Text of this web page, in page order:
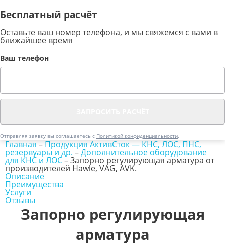
Бесплатный расчёт
Оставьте ваш номер телефона, и мы свяжемся с вами в
ближайшее время
Ваш телефон
Отправляя заявку вы соглашаетесь с Политикой конфиденциальности.
Главная – Продукция АктивСток — КНС, ЛОС, ПНС,
резервуары и др. –Дополнительное оборудование
для КНС и ЛОС–Запорно регулирующая арматура от
производителей Hawle, VAG, AVK.
Описание
Преимущества
Услуги
Отзывы
Запорно регулирующая
арматура